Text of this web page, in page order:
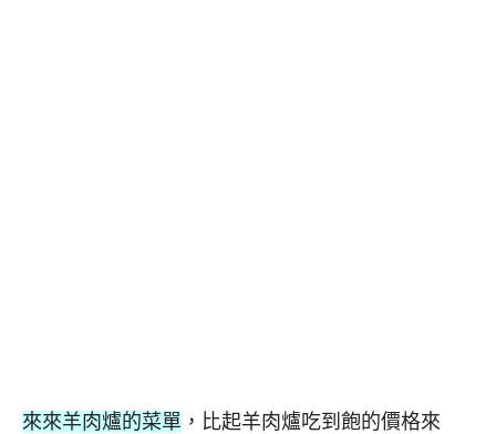
來來羊肉爐的菜單 ，比起羊肉爐吃到飽的價格來